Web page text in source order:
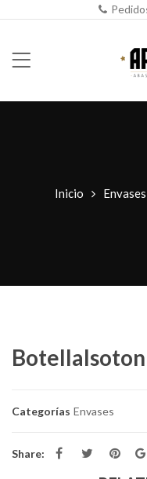
Inicio Envases
Categorías Envases
Share: